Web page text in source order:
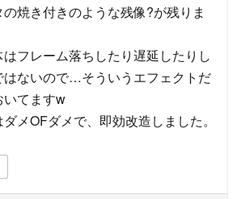
の焼き付きのような残像?が残りま
フレーム落ちしたり遅延したりし
はないので…そういうエフェクトだ
いてますw
メOFダメで、即効改造しました。